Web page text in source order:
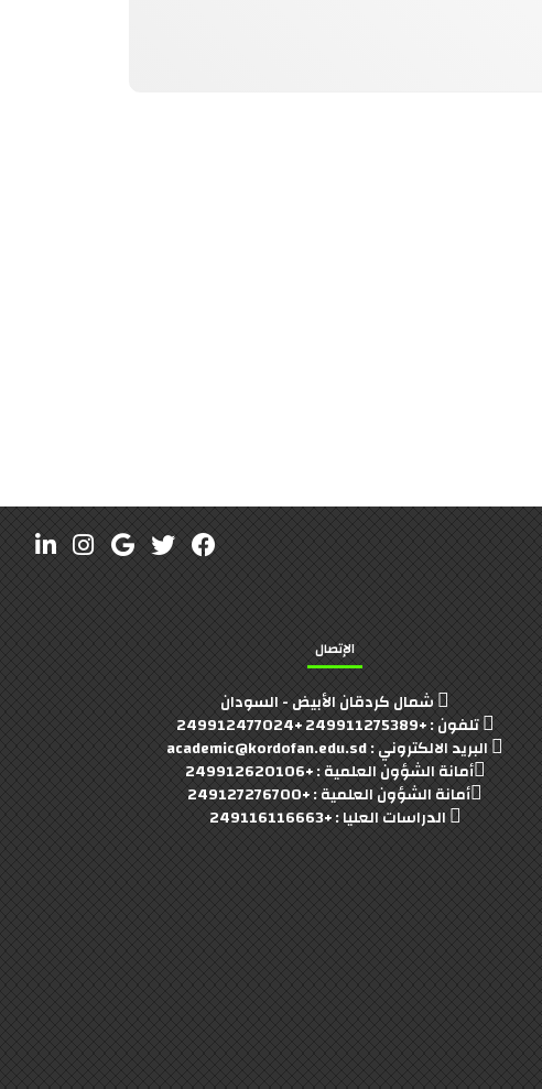
الإتصال
شمال كردقان الأبيض - السودان
تلفون : +249911275389 +249912477024
البريد الالكتروني : academic@kordofan.edu.sd
أمانة الشؤون العلمية : +249912620106
أمانة الشؤون العلمية : +249127276700
الدراسات العليا : +249116116663